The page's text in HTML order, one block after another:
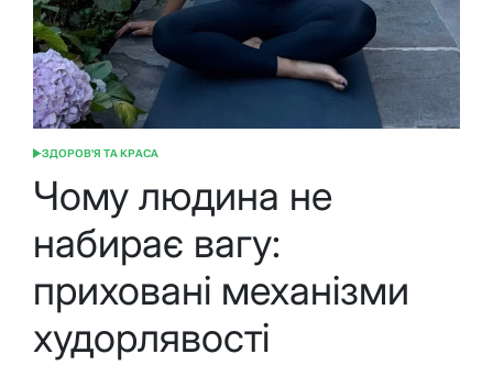
ОПУБЛІКУВАТИ
ЗДОРОВ'Я ТА КРАСА
Чому людина не
набирає вагу:
приховані механізми
худорлявості